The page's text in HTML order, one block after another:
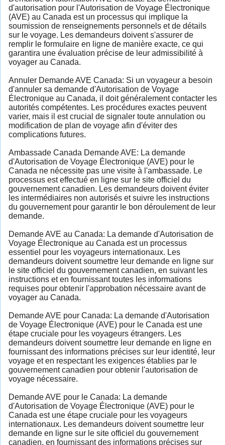
d'autorisation pour l'Autorisation de Voyage Électronique
(AVE) au Canada est un processus qui implique la
soumission de renseignements personnels et de détails
sur le voyage. Les demandeurs doivent s'assurer de
remplir le formulaire en ligne de manière exacte, ce qui
garantira une évaluation précise de leur admissibilité à
voyager au Canada.
Annuler Demande AVE Canada: Si un voyageur a besoin
d'annuler sa demande d'Autorisation de Voyage
Électronique au Canada, il doit généralement contacter les
autorités compétentes. Les procédures exactes peuvent
varier, mais il est crucial de signaler toute annulation ou
modification de plan de voyage afin d'éviter des
complications futures.
Ambassade Canada Demande AVE: La demande
d'Autorisation de Voyage Électronique (AVE) pour le
Canada ne nécessite pas une visite à l'ambassade. Le
processus est effectué en ligne sur le site officiel du
gouvernement canadien. Les demandeurs doivent éviter
les intermédiaires non autorisés et suivre les instructions
du gouvernement pour garantir le bon déroulement de leur
demande.
Demande AVE au Canada: La demande d'Autorisation de
Voyage Électronique au Canada est un processus
essentiel pour les voyageurs internationaux. Les
demandeurs doivent soumettre leur demande en ligne sur
le site officiel du gouvernement canadien, en suivant les
instructions et en fournissant toutes les informations
requises pour obtenir l'approbation nécessaire avant de
voyager au Canada.
Demande AVE pour Canada: La demande d'Autorisation
de Voyage Électronique (AVE) pour le Canada est une
étape cruciale pour les voyageurs étrangers. Les
demandeurs doivent soumettre leur demande en ligne en
fournissant des informations précises sur leur identité, leur
voyage et en respectant les exigences établies par le
gouvernement canadien pour obtenir l'autorisation de
voyage nécessaire.
Demande AVE pour le Canada: La demande
d'Autorisation de Voyage Électronique (AVE) pour le
Canada est une étape cruciale pour les voyageurs
internationaux. Les demandeurs doivent soumettre leur
demande en ligne sur le site officiel du gouvernement
canadien, en fournissant des informations précises sur